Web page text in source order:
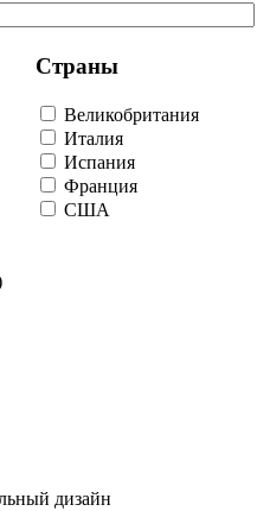
Страны
Великобритания
Италия
Испания
Франция
США
дизайн